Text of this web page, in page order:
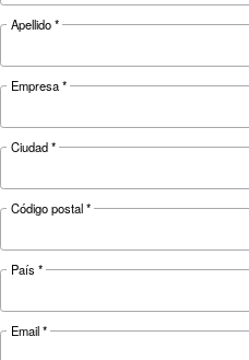
El F.A.Q.
Los sistemas de
de aire. Lea en el